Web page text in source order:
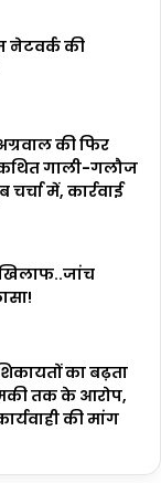
नेटवर्क की
की फिर
कथित गाली-गलौज
में, कार्रवाई
खिलाफ..जांच
का बढ़ता
तक के आरोप,
की मांग